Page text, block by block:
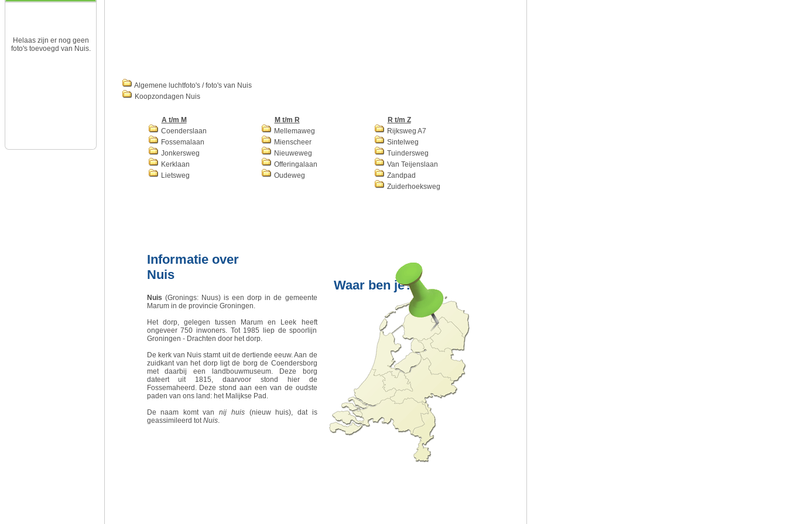
Helaas zijn er nog geen
foto's toevoegd van Nuis.
Algemene luchtfoto's / foto's van Nuis
Koopzondagen Nuis
A t/m M M t/m R
R t/m Z
Coenderslaan
Mellemaweg
Rijksweg A7
Fossemalaan
Mienscheer
Sintelweg
Jonkersweg
Nieuweweg
Tuindersweg
Kerklaan
Offeringalaan
Van Teijenslaan
Lietsweg
Oudeweg
Zandpad
Zuiderhoeksweg
Informatie over
Nuis
Nuis (Gronings: Nuus) is een dorp in de gemeente
Marum in de provincie Groningen.
Het dorp, gelegen tussen Marum en Leek heeft
ongeveer 750 inwoners. Tot 1985 liep de spoorlijn
Groningen - Drachten door het dorp.
De kerk van Nuis stamt uit de dertiende eeuw. Aan de
zuidkant van het dorp ligt de borg de Coendersborg
met daarbij een landbouwmuseum. Deze borg
dateert uit 1815, daarvoor stond hier de
Fossemaheerd. Deze stond aan een van de oudste
paden van ons land: het Malijkse Pad.
De naam komt vannij huis(nieuw huis), dat is
geassimileerd tot Nuis.